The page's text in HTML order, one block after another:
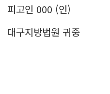
피고인 000 (인)
대구지방법원 귀중